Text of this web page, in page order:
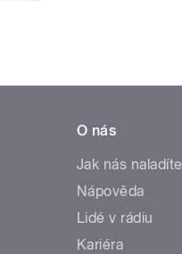
O nás
Jak nás naladíte
Nápověda
Lidé v rádiu
Kariéra